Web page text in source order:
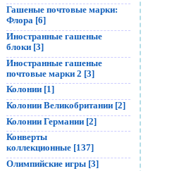
Гашеные почтовые марки:
Флора [6]
Иностранные гашеные
блоки [3]
Иностранные гашеные
почтовые марки 2 [3]
Колонии [1]
Колонии Великобритании [2]
Колонии Германии [2]
Конверты
коллекционные [137]
Олимпийские игры [3]